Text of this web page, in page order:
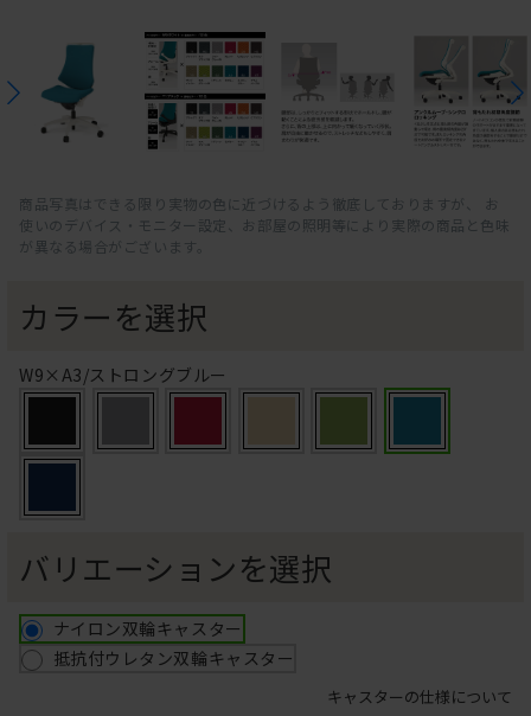
商品写真はできる限り実物の色に近づけるよう徹底しておりますが、 お
使いのデバイス・モニター設定、お部屋の照明等により実際の商品と色味
が異なる場合がございます。
カラーを選択
W9×A3/ストロングブルー
バリエーションを選択
ナイロン双輪キャスター
抵抗付ウレタン双輪キャスター
キャスターの仕様について